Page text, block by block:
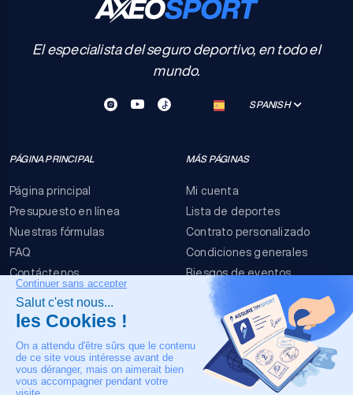
El especialista del seguro deportivo, en todo el
mundo.
SPANISH
PÁGINA PRINCIPAL
Página principal
Presupuesto en línea
Nuestras fórmulas
FAQ
Contáctenos
MÁS PÁGINAS
Mi cuenta
Lista de deportes
Contrato personalizado
Condiciones generales
Riesgos de eventos
Menciones legales
NUESTRO CONTACTO
+33 4 90 63 34 07